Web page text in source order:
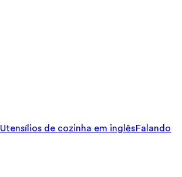
Utensílios de cozinha em inglêsFalando